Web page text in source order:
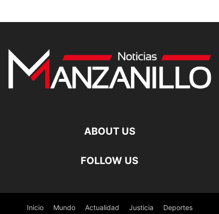
ABOUT US
FOLLOW US
Inicio Mundo Actualidad Justicia Deportes